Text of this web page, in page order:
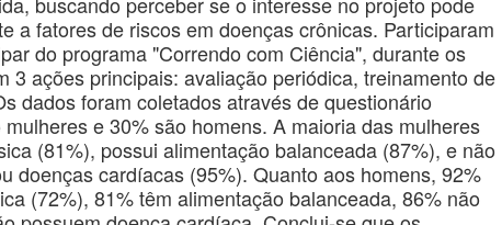
a fatores de riscos em doenças crônicas. Participaram
do programa "Correndo com Ciência", durante os
3 ações principais: avaliação periódica, treinamento de
dados foram coletados através de questionário
e 30% são homens. A maioria das mulheres
(81%), possui alimentação balanceada (87%), e não
doenças cardíacas (95%). Quanto aos homens, 92%
(72%), 81% têm alimentação balanceada, 86% não